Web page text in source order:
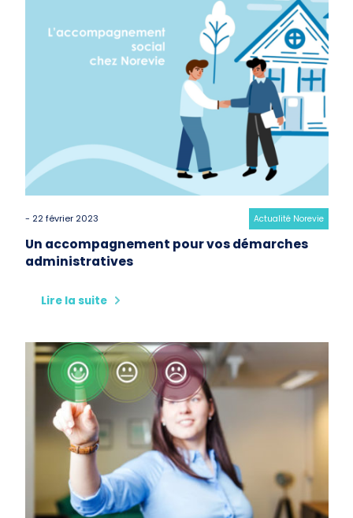
- 22 février 2023 Category:
Actualité Norevie
Un accompagnement pour vos démarches
administratives
Lire la suite